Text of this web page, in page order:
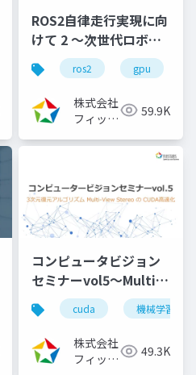
ROS2自律走行実現に向
けて 2 ～次世代ロボッ
ト開発フレームワーク
ROS2のビルドシステム
徹底理解～
（2022/11/30）
ros2 gpu
株式会社
フィック
59.9K
cuda高速化 高速化シリーズ
コンピュータビジョン
セミナーvol5～Multi-
View StereoのCUDA
高速化～（2024/8/7)
cuda 機械学習
株式会社
フィック
49.3K